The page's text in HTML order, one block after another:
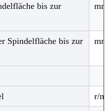
bis zur
mm
Spindelfläche bis zur
mm
r/